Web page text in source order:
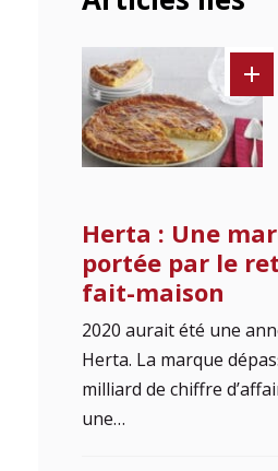
Herta : Une
portée par le
fait-maison
2020 aurait été une
Herta. La marque
milliard de chiffre
une…